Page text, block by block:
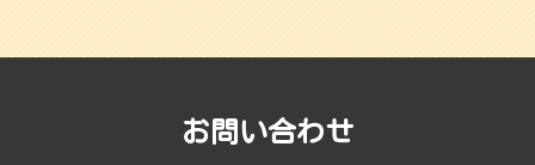
お問い合わせ